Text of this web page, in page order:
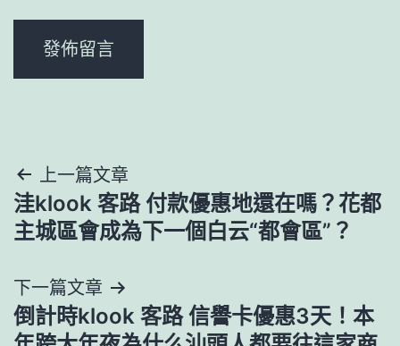
文
章
覽
上一篇文章
洼klook 客路 付款優惠地還在嗎？花都
主城區會成為下一個白云“都會區”？
下一篇文章
倒計時klook 客路 信譽卡優惠3天！本